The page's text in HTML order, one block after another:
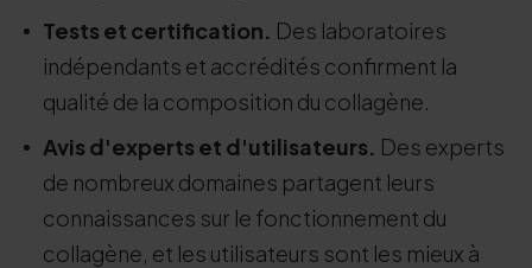
Tests et certification. Des laboratoires
indépendants et accrédités confirment la
qualité de la composition du collagène.
Avis d'experts et d'utilisateurs. Des experts
de nombreux domaines partagent leurs
connaissances sur le fonctionnement du
collagène, et les utilisateurs sont les mieux à